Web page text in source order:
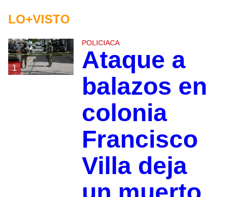
LO+VISTO
1
POLICIACA
Ataque a
balazos en
colonia
Francisco
Villa deja